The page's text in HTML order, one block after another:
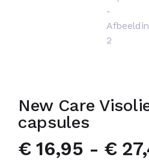
(omega-3 vetzuren, 18% EPA
Vitamine E, natuurlijk 30 mg
Visolie bevat geen suiker,
Olie uit vette vis bevat de
Dagelijkse inname van New
New Care
capsules
€16,95 - €